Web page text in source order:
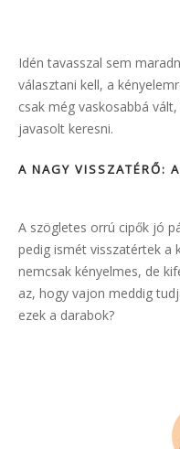
Idén tavasszal sem
választani kell, a
csak még vaskosabbá
javasolt keresni.
A NAGY VISSZATÉRŐ:
A szögletes orrú cipők jó
pedig ismét visszatértek a
nemcsak kényelmes, de
az, hogy vajon meddig
ezek a darabok?